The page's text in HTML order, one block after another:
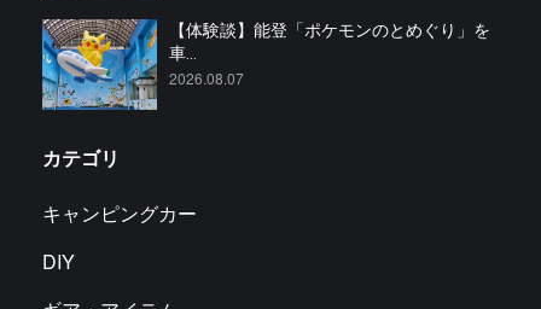
【体験談】能登「ポケモンのとめぐり」を
車...
2026.08.07
カテゴリ
キャンピングカー
DIY